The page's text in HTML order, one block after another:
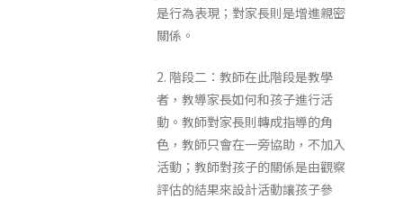
是行為表現；對家長則是增進親密
關係。
2. 階段二：教師在此階段是教學
者，教導家長如何和孩子進行活
動。教師對家長則轉成指導的角
色，教師只會在一旁協助，不加入
活動；教師對孩子的關係是由觀察
評估的結果來設計活動讓孩子參